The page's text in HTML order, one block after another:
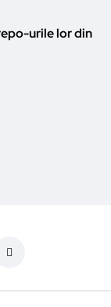
urile lor din